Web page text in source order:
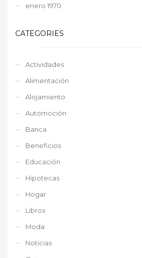
enero 1970
CATEGORIES
Actividades
Alimentación
Alojamiento
Automoción
Banca
Beneficios
Educación
Hipotecas
Hogar
Libros
Moda
Noticias